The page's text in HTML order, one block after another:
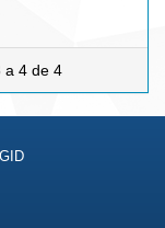
a 4 de 4